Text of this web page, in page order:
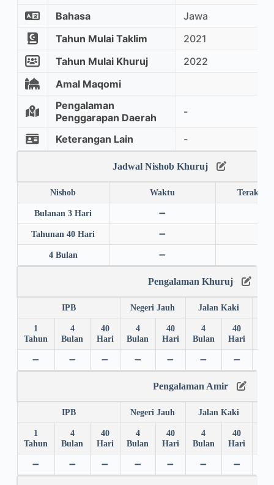
Bahasa
Jawa
Tahun Mulai Taklim
2021
Tahun Mulai Khuruj
2022
Amal Maqomi
Pengalaman
Penggarapan Daerah
-
Keterangan Lain -
Jadwal Nishob Khuruj
Nishob Waktu Terakhir
Bulanan 3 Hari ➖
Tahunan 40 Hari ➖
4 Bulan ➖
Pengalaman Khuruj
IPB Negeri Jauh Jalan Kaki
1
Tahun
4
Bulan
40
Hari
4
Bulan
40
Hari
4
Bulan
40
Hari
➖ ➖ ➖ ➖ ➖ ➖ ➖
Pengalaman Amir
IPB Negeri Jauh Jalan Kaki
1
Tahun
4
Bulan
40
Hari
4
Bulan
40
Hari
4
Bulan
40
Hari
➖ ➖ ➖ ➖ ➖ ➖ ➖